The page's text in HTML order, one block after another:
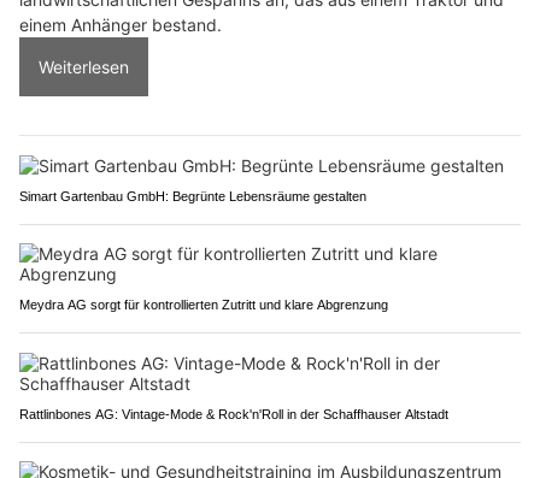
einem Anhänger bestand.
Weiterlesen
Simart Gartenbau GmbH: Begrünte Lebensräume gestalten
Meydra AG sorgt für kontrollierten Zutritt und klare Abgrenzung
Rattlinbones AG: Vintage-Mode & Rock'n'Roll in der Schaffhauser Altstadt